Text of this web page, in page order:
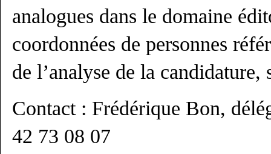
analogues dans le domaine
coordonnées de personnes
de l’analyse de la candidature,
Contact : Frédérique Bon,
42 73 08 07